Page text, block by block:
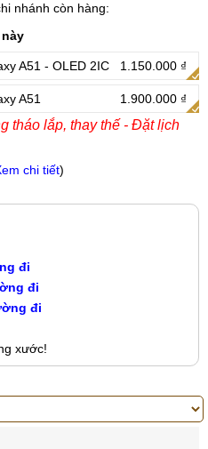
nhánh còn hàng:
A51 - OLED 2IC 1.150.000 ₫
A51 1.900.000 ₫
tháo lắp, thay thế - Đặt lịch
chi tiết)
đi
đi
đi
xước!